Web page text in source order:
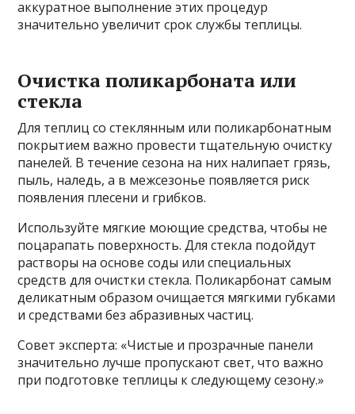
аккуратное выполнение этих процедур
значительно увеличит срок службы теплицы.
Очистка поликарбоната или
стекла
Для теплиц со стеклянным или поликарбонатным
покрытием важно провести тщательную очистку
панелей. В течение сезона на них налипает грязь,
пыль, наледь, а в межсезонье появляется риск
появления плесени и грибков.
Используйте мягкие моющие средства, чтобы не
поцарапать поверхность. Для стекла подойдут
растворы на основе соды или специальных
средств для очистки стекла. Поликарбонат самым
деликатным образом очищается мягкими губками
и средствами без абразивных частиц.
Совет эксперта: «Чистые и прозрачные панели
значительно лучше пропускают свет, что важно
при подготовке теплицы к следующему сезону.»